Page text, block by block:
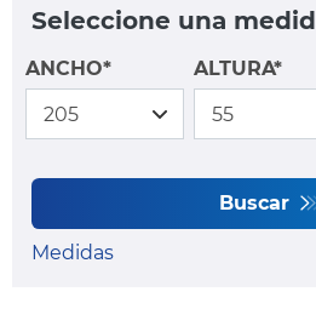
Seleccione una
ANCHO* ALTURA*
Buscar
Medidas